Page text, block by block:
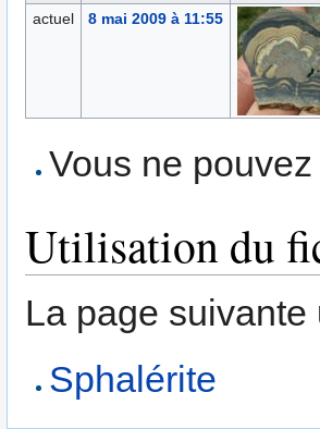
actuel
8 mai 2009 à 11:55
Vous ne
Utilisation du
La page
Sphalérite